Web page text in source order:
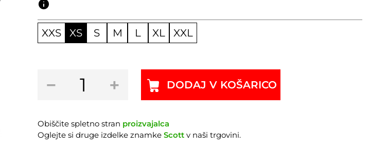
XXS XS S M L XL XXL
−
kolo
30
EQ
2026
+ DODAJ V KOŠARICO
Obiščite spletno stran proizvajalca
Oglejte si druge izdelke znamkeScott v naši trgovini.